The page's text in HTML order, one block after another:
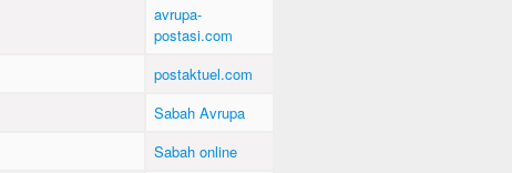
avrupa-
postasi.com
postaktuel.com
Sabah Avrupa
Sabah online